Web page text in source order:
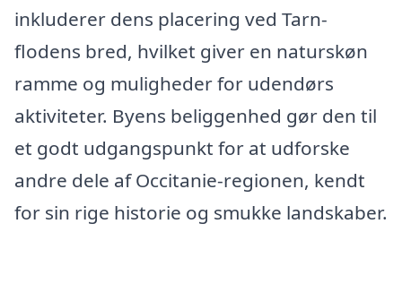
inkluderer dens placering ved Tarn-
flodens bred, hvilket giver en naturskøn
ramme og muligheder for udendørs
aktiviteter. Byens beliggenhed gør den til
et godt udgangspunkt for at udforske
andre dele af Occitanie-regionen, kendt
for sin rige historie og smukke landskaber.